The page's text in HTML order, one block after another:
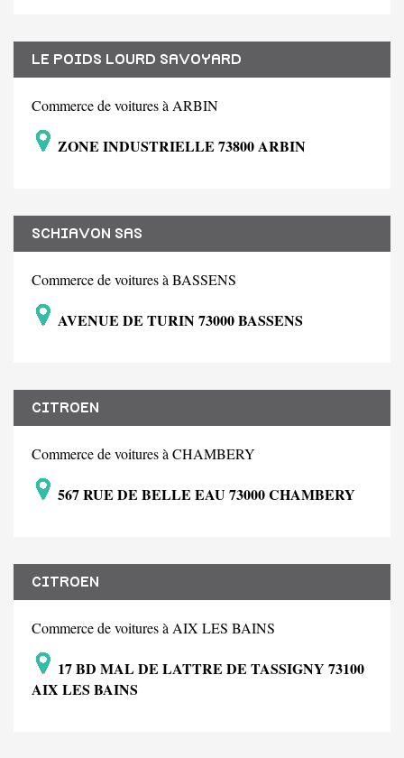
LE POIDS LOURD SAVOYARD
Commerce de voitures à ARBIN
ZONE INDUSTRIELLE 73800 ARBIN
SCHIAVON SAS
Commerce de voitures à BASSENS
AVENUE DE TURIN 73000 BASSENS
CITROEN
Commerce de voitures à CHAMBERY
567 RUE DE BELLE EAU 73000 CHAMBERY
CITROEN
Commerce de voitures à AIX LES BAINS
17 BD MAL DE LATTRE DE TASSIGNY 73100
AIX LES BAINS